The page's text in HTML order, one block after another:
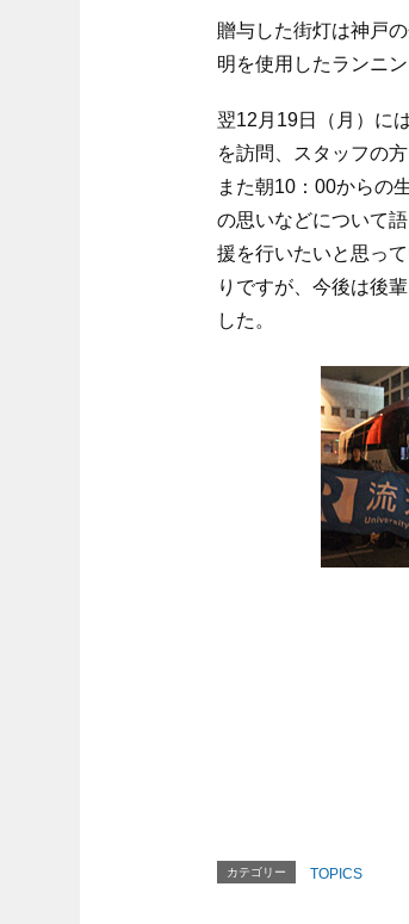
贈与した街灯は神戸
明を使用したランニ
翌12月19日（月）に
を訪問、スタッフの
また朝10：00からの
の思いなどについて
援を行いたいと思っ
りですが、今後は後
した。
カテゴリー TOPICS